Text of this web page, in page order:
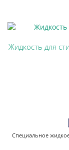
Жидкость для
Специальное